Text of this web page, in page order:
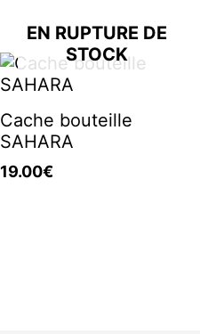
EN RUPTURE DE
STOCK
Cache bouteille
SAHARA
19.00€